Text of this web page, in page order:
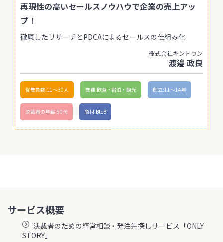
再現性の高いセールスノウハウで企業の売上アッ
プ！
徹底したリサーチとPDCAによるセールスの仕組み化
株式会社キントウン
渡邉 政良
従業員数:11〜30人 業種:飲食・宿泊・観光 創立:11〜14年
決裁者の年齢:50代 商材:BtoB
サービス概要
決裁者のための経営相談・発注先探しサービス「ONLY
STORY」